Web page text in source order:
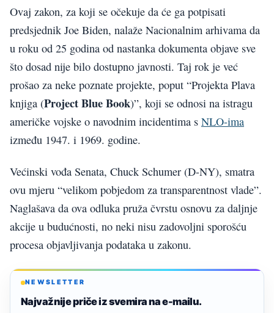
Ovaj zakon, za koji se očekuje da će ga potpisati
predsjednik Joe Biden, nalaže Nacionalnim arhivama da
u roku od 25 godina od nastanka dokumenta objave sve
što dosad nije bilo dostupno javnosti. Taj rok je već
prošao za neke poznate projekte, poput “Projekta Plava
knjiga (Project Blue Book)”, koji se odnosi na istragu
američke vojske o navodnim incidentima s NLO-ima
između 1947. i 1969. godine.
Većinski vođa Senata, Chuck Schumer (D-NY), smatra
ovu mjeru “velikom pobjedom za transparentnost vlade”.
Naglašava da ova odluka pruža čvrstu osnovu za daljnje
akcije u budućnosti, no neki nisu zadovoljni sporošću
procesa objavljivanja podataka u zakonu.
NEWSLETTER
Najvažnije priče iz svemira na e-mailu.